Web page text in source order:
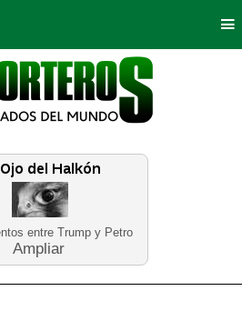
entre Trump y Petro
Ampliar
Bogotá
Tierra Deportes
Neira